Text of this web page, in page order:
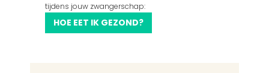
tijdens jouw zwangerschap:
HOE EET IK GEZOND?